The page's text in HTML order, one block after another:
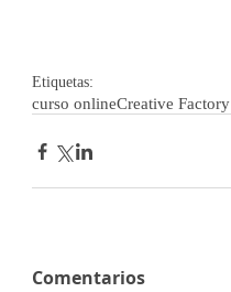
Etiquetas:
curso onlineCreative Factory
Comentarios